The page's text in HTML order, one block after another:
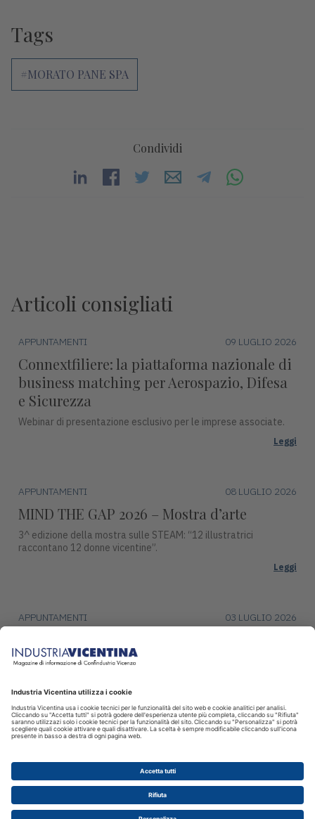
Tags
#MORATO PANE SPA
Condividi
Articoli consigliati
APPUNTAMENTI 09 LUGLIO 2026
Connextfiliere: la piattaforma nazionale di
business matching per Aerospazio, Difesa
e Sicurezza
Webinar di presentazione esclusivo per le imprese associate.
Leggi
APPUNTAMENTI 08 LUGLIO 2026
MIND THE GAP 2026 – Mostra d’arte
3^ edizione della mostra sulle STEAM: “12 illustratrici
raccontano 12 donne vicentine”.
Leggi
APPUNTAMENTI 03 LUGLIO 2026
Mercoledì 15 luglio, alle ore 17:30, Piazza Duomo ad Asiago
Premio Campiello.
Leggi
© 2026 INDUSTRIA VICENTINA - Editore I.P.I srl, Piazza Castello 3
Vicenza - CF e P.IVA 00341780245 - Reg. Trib. Vicenza 431 del
12.2.1982 - Dir. resp. Simone Sinico